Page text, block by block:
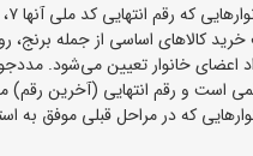
کالاهای اساسی از جمله برنج،
اعضای خانوار تعیین می‌شود.
دارند و اعتبار بالاتری دریافت می‌کنند. کد ملی ۱۰ رقمی
که در مراحل قبلی موفق به